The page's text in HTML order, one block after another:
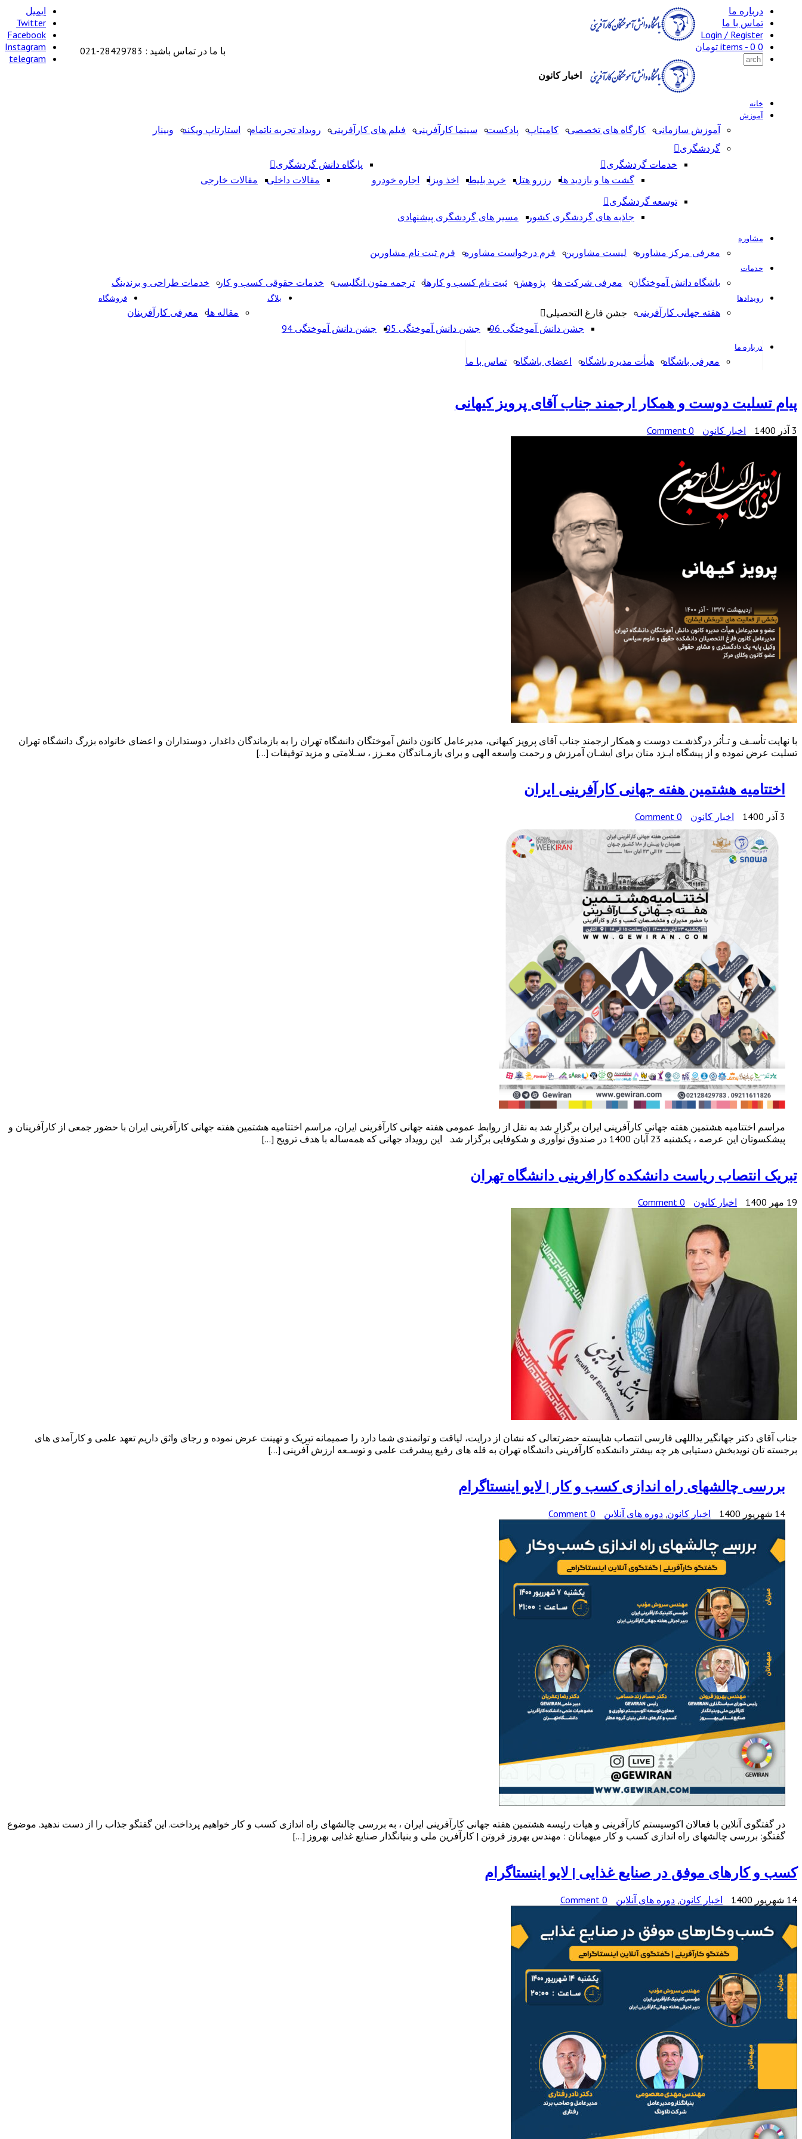
درباره ما
تماس با ما
Login / Register
0 items -
0 تومان
ایمیل
Twitter
Facebook
Instagram
telegram
با ما در تماس باشید : 28429783-021
خانه
آموزش
آموزش سازمانی کارگاه های تخصصی کامیتاپ پادکست سینما کارآفرینی فیلم های کارآفرینی رویداد تجربه ناتمام استارتاپ ویکند
وبینار
گردشگری
خدمات گردشگری
گشت ها و بازدید ها
رزرو هتل خرید بلیط اخذ ویزا اجاره خودرو
پایگاه دانش گردشگری
مقالات داخلی
مقالات خارجی
توسعه گردشگری
جاذبه های گردشگری کشور
مسیر های گردشگری پیشنهادی
مشاوره
معرفی مرکز مشاوره لیست مشاورین فرم درخواست مشاوره فرم ثبت نام مشاورین
خدمات
باشگاه دانش آموختگان معرفی شرکت ها پژوهش ثبت نام کسب و کارها ترجمه متون انگلیسی خدمات حقوقی کسب و کار خدمات طراحی و برندینگ
رویدادها
هفته جهانی کارآفرینی
جشن فارغ التحصیلی
جشن دانش آموختگی 96
جشن دانش آموختگی 95 جشن دانش آموختگی 94
بلاگ
مقاله ها معرفی کارآفرینان
فروشگاه
درباره ما
معرفی باشگاه هیأت مدیره باشگاه اعضای باشگاه تماس با ما
اخبار کانون
پیام تسلیت دوست و همکار ارجمند جناب آقای پرویز کیهانی
3 آذر 1400 اخبار کانون 0 Comment
با نهایت تأسـف و تـأثر درگذشـت دوست و همکار ارجمند جناب آقای پرویز کیهانی، مدیرعامل کانون دانش آموختگان دانشگاه تهران را به بازماندگان داغدار، دوستداران و اعضای خانواده بزرگ دانشگاه تهران
تسلیت عرض نموده و از پیشگاه ایـزد منان برای ایشـان آمرزش و رحمت واسعه الهی و برای بازمـاندگان معـزز ، سـلامتی و مزید توفیقات […]
اختتامیه هشتمین هفته جهانی کارآفرینی ایران
3 آذر 1400 اخبار کانون 0 Comment
مراسم اختتامیه هشتمین هفته جهانی کارآفرینی ایران برگزار شد به نقل از روابط عمومی هفته جهانی کارآفرینی ایران، مراسم اختتامیه هشتمین هفته جهانی کارآفرینی ایران با حضور جمعی از کارآفرینان و
پیشکسوتان این عرصه ، یکشنبه 23 آبان 1400 در صندوق نوآوری و شکوفایی برگزار شد. این رویداد جهانی که همه‌ساله با هدف ترویج […]
تبریک انتصاب ریاست دانشکده کارافرینی دانشگاه تهران
19 مهر 1400 اخبار کانون 0 Comment
جناب آقای دکتر جهانگیر یداللهی فارسی انتصاب شایسته حضرتعالی که نشان از درایت، لیاقت و توانمندی شما دارد را صمیمانه تبریک و تهینت عرض نموده و رجای واثق داریم تعهد علمی و کارآمدی های‌
برجسته تان نویدبخش دستیابی هر چه بیشتر دانشکده کارآفرینی دانشگاه تهران به قله های‌ رفیع پیشرفت علمی و توسـعه ارزش آفرینی […]
بررسی چالشهای راه اندازی کسب و کار | لایو اینستاگرام
14 شهریور 1400 اخبار کانون, دوره های آنلاین 0 Comment
در گفتگوی آنلاین با فعالان اکوسیستم کارآفرینی و هیات رئیسه هشتمین هفته جهانی کارآفرینی ایران ، به بررسی چالشهای راه اندازی کسب و کار خواهیم پرداخت. این گفتگو جذاب را از دست ندهید. موضوع
گفتگو: بررسی چالشهای راه اندازی کسب و کار میهمانان : مهندس بهروز فروتن | کارآفرین ملی و بنیانگذار صنایع غذایی بهروز […]
کسب و کارهای موفق در صنایع غذایی | لایو اینستاگرام
14 شهریور 1400 اخبار کانون, دوره های آنلاین 0 Comment